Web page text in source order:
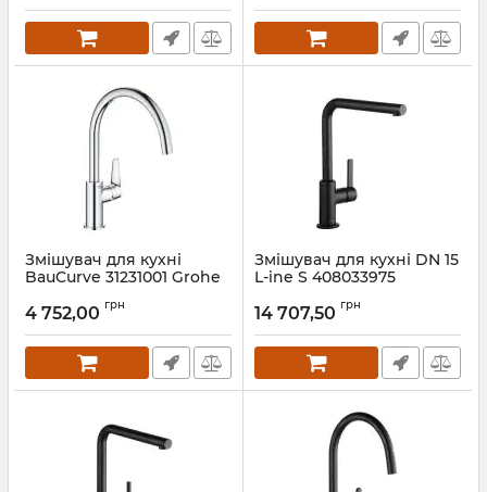
Змішувач для кухні
BauCurve 31231001 Grohe
4 752,00 грн
Змішувач для кухні DN 15
L-ine S 408033975
Артикул:408033975
14 707,50 грн